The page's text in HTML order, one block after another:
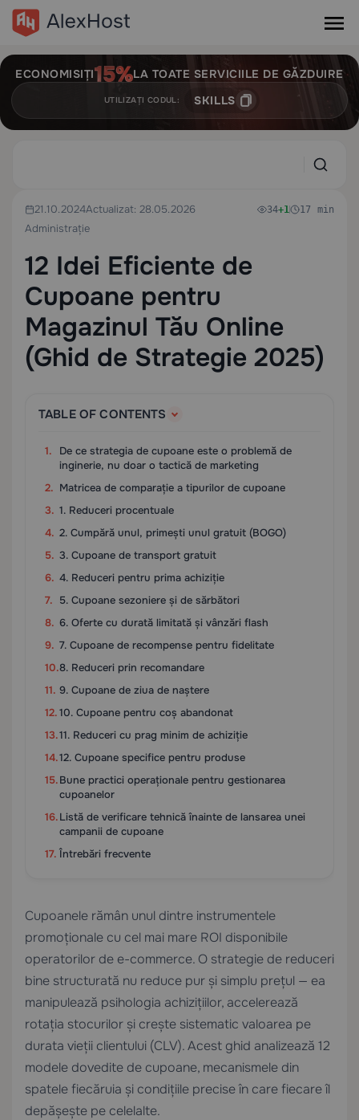
ECONOMISIȚI LA TOATE SERVICIILE DE GĂZDUIRE
UTILIZAȚI CODUL: SKILLS
21.10.2024Actualizat: 28.05.2026
Administrație
34+1 17 min
12 Idei Eficiente de
Cupoane pentru
Magazinul Tău Online
(Ghid de Strategie 2025)
TABLE OF CONTENTS
De ce strategia de cupoane este o problemă de
inginerie, nu doar o tactică de marketing
Matricea de comparație a tipurilor de cupoane
1. Reduceri procentuale
2. Cumpără unul, primești unul gratuit (BOGO)
3. Cupoane de transport gratuit
4. Reduceri pentru prima achiziție
5. Cupoane sezoniere și de sărbători
6. Oferte cu durată limitată și vânzări flash
7. Cupoane de recompense pentru fidelitate
8. Reduceri prin recomandare
9. Cupoane de ziua de naștere
10. Cupoane pentru coș abandonat
11. Reduceri cu prag minim de achiziție
12. Cupoane specifice pentru produse
Bune practici operaționale pentru gestionarea
cupoanelor
Listă de verificare tehnică înainte de lansarea unei
campanii de cupoane
Întrebări frecvente
Cupoanele rămân unul dintre instrumentele
promoționale cu cel mai mare ROI disponibile
operatorilor de e-commerce. O strategie de reduceri
bine structurată nu reduce pur și simplu prețul — ea
manipulează psihologia achizițiilor, accelerează
rotația stocurilor și crește sistematic valoarea pe
durata vieții clientului (CLV). Acest ghid analizează 12
modele dovedite de cupoane, mecanismele din
spatele fiecăruia și condițiile precise în care fiecare îl
depășește pe celelalte.